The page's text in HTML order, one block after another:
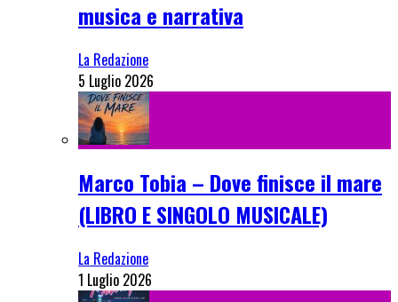
musica e narrativa
La Redazione
5 Luglio 2026
Marco Tobia – Dove finisce il mare
(LIBRO E SINGOLO MUSICALE)
La Redazione
1 Luglio 2026